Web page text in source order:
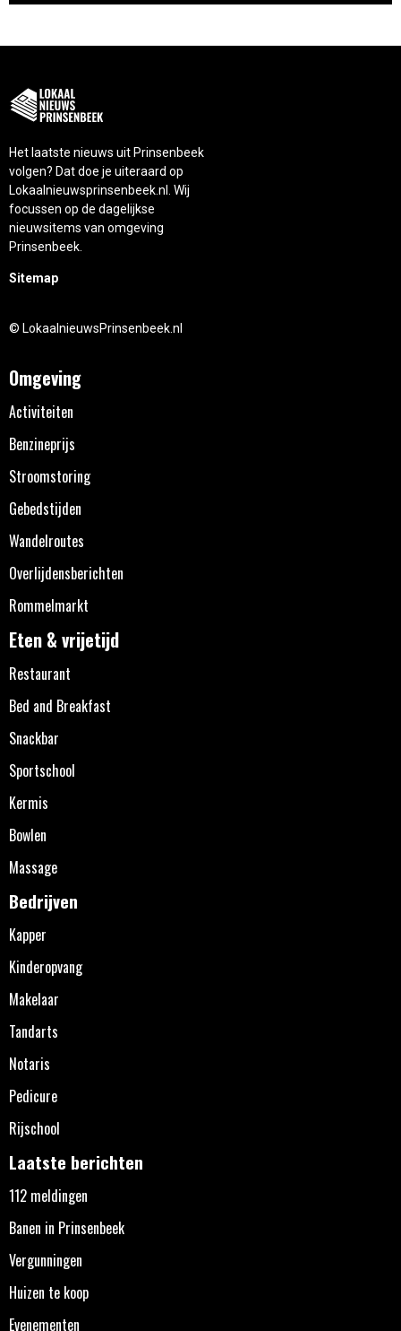
Het laatste nieuws uit Prinsenbeek
volgen? Dat doe je uiteraard op
Lokaalnieuwsprinsenbeek.nl. Wij
focussen op de dagelijkse
nieuwsitems van omgeving
Prinsenbeek.
Sitemap
© LokaalnieuwsPrinsenbeek.nl
Omgeving
Activiteiten
Benzineprijs
Stroomstoring
Gebedstijden
Wandelroutes
Overlijdensberichten
Rommelmarkt
Eten & vrijetijd
Restaurant
Bed and Breakfast
Snackbar
Sportschool
Kermis
Bowlen
Massage
Bedrijven
Kapper
Kinderopvang
Makelaar
Tandarts
Notaris
Pedicure
Rijschool
Laatste berichten
112 meldingen
Banen in Prinsenbeek
Vergunningen
Huizen te koop
Evenementen